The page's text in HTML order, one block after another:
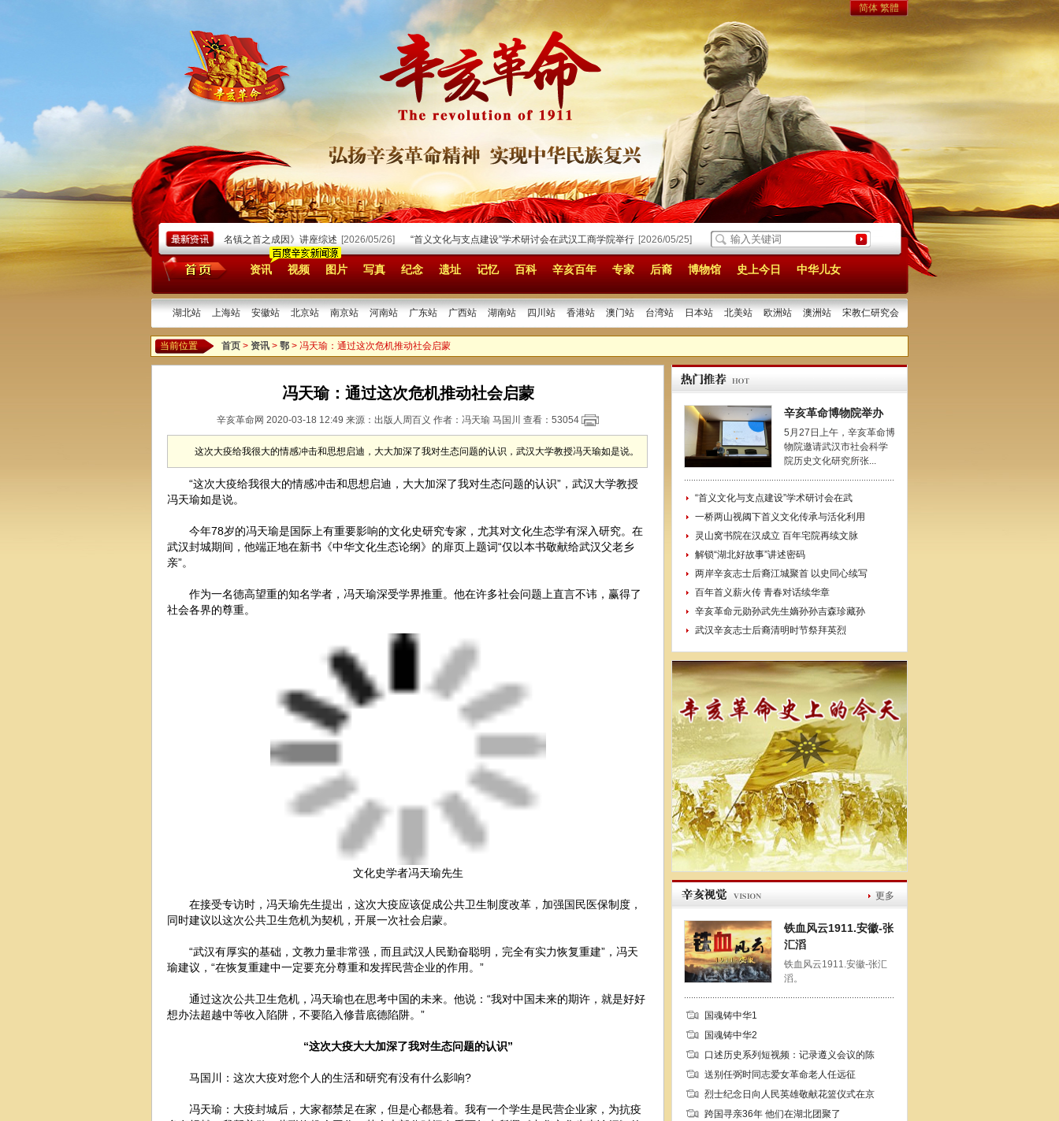
简体 繁體
型知识分子》学 [2026/06/02] 《汉口：四大名镇之首之成因》讲座综述 [2026/05/26] “首义文化与支点建设”学术研讨会在武汉工商学院举行 [2026/05/25] 一桥两山视阈下首义文化传承与活化利用 [2026/05/25] 灵山窝书院在汉成立 百年宅
资讯 视频 图片 写真 纪念 遗址 记忆 百科 辛亥百年 专家 后裔 博物馆 史上今日 中华儿女
湖北站 上海站 安徽站 北京站 南京站 河南站 广东站 广西站 湖南站 四川站 香港站 澳门站 台湾站 日本站 北美站 欧洲站 澳洲站 宋教仁研究会
当前位置 首页 > 资讯 > 鄂 > 冯天瑜：通过这次危机推动社会启蒙
冯天瑜：通过这次危机推动社会启蒙
辛亥革命网 2020-03-18 12:49 来源： 出版人周百义 作者：冯天瑜 马国川 查看： 53054
这次大疫给我很大的情感冲击和思想启迪，大大加深了我对生态问题的认识，武汉大学教授冯天瑜如是说。
“这次大疫给我很大的情感冲击和思想启迪，大大加深了我对生态问题的认识”，武汉大学教授
冯天瑜如是说。
今年78岁的冯天瑜是国际上有重要影响的文化史研究专家，尤其对文化生态学有深入研究。在
武汉封城期间，他端正地在新书《中华文化生态论纲》的扉页上题词“仅以本书敬献给武汉父老乡
亲”。
作为一名德高望重的知名学者，冯天瑜深受学界推重。他在许多社会问题上直言不讳，赢得了
社会各界的尊重。
文化史学者冯天瑜先生
在接受专访时，冯天瑜先生提出，这次大疫应该促成公共卫生制度改革，加强国民医保制度，
同时建议以这次公共卫生危机为契机，开展一次社会启蒙。
“武汉有厚实的基础，文教力量非常强，而且武汉人民勤奋聪明，完全有实力恢复重建”，冯天
瑜建议，“在恢复重建中一定要充分尊重和发挥民营企业的作用。”
通过这次公共卫生危机，冯天瑜也在思考中国的未来。他说：“我对中国未来的期许，就是好好
想办法超越中等收入陷阱，不要陷入修昔底德陷阱。”
“这次大疫大大加深了我对生态问题的认识”
马国川：这次大疫对您个人的生活和研究有没有什么影响?
冯天瑜：大疫封城后，大家都禁足在家，但是心都悬着。我有一个学生是民营企业家，为抗疫
辛亥革命博物院举办
5月27日上午，辛亥革命博
物院邀请武汉市社会科学
院历史文化研究所张...
“首义文化与支点建设”学术研讨会在武
一桥两山视阈下首义文化传承与活化利用
灵山窝书院在汉成立 百年宅院再续文脉
解锁“湖北好故事”讲述密码
两岸辛亥志士后裔江城聚首 以史同心续写
百年首义薪火传 青春对话续华章
辛亥革命元勋孙武先生嫡孙孙吉森珍藏孙
武汉辛亥志士后裔清明时节祭拜英烈
更多
铁血风云1911.安徽-张
汇滔
铁血风云1911.安徽-张汇
滔。
国魂铸中华1
国魂铸中华2
口述历史系列短视频：记录遵义会议的陈
送别任弼时同志爱女革命老人任远征
烈士纪念日向人民英雄敬献花篮仪式在京
跨国寻亲36年 他们在湖北团聚了